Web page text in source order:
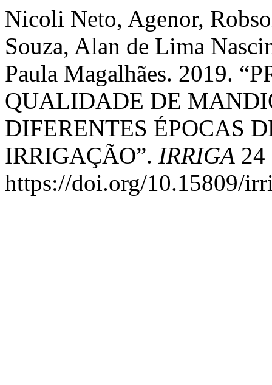
Nicoli Neto, Agenor,
Souza, Alan de Lima
Paula Magalhães. 2019.
QUALIDADE DE
DIFERENTES ÉPOCAS
IRRIGAÇÃO”. IRRIGA 24
https://doi.org/10.15809/